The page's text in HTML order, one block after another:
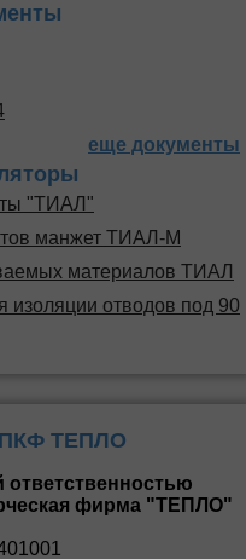
еще документы
"ТИАЛ"
манжет ТИАЛ-М
материалов ТИАЛ
изоляции отводов под 90
ПКФ ТЕПЛО
фирма "ТЕПЛО"